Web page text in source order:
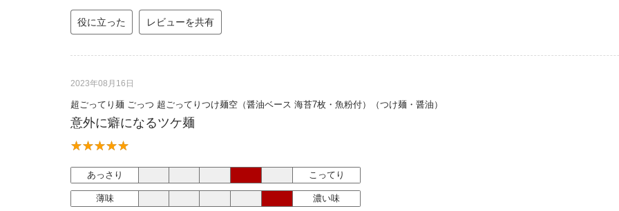
役に立った レビューを共有
2023年08月16日
超ごってり麺 ごっつ 超ごってりつけ麺空（醤油ベース 海苔7枚・魚粉付）（つけ麺・醤油）
意外に癖になるツケ麺
あっさり こってり
薄味 濃い味